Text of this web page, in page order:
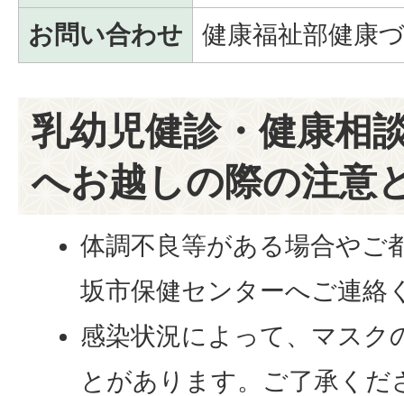
お問い合わせ
健康福祉部健康
乳幼児健診・健康相
へお越しの際の注意
体調不良等がある場合やご
坂市保健センターへご連絡
感染状況によって、マスク
とがあります。ご了承くだ